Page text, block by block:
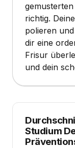
richtig.
polieren
dir eine
Frisur
und dein
Studium